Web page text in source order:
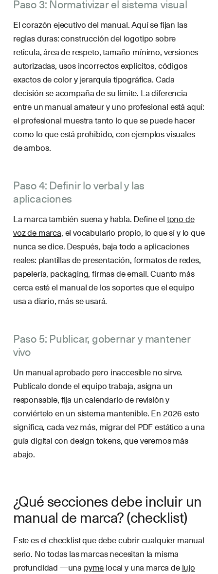
Paso 3: Normativizar el sistema visual
El corazón ejecutivo del manual. Aquí se fijan las
reglas duras: construcción del logotipo sobre
retícula, área de respeto, tamaño mínimo, versiones
autorizadas, usos incorrectos explícitos, códigos
exactos de color y jerarquía tipográfica. Cada
decisión se acompaña de su límite. La diferencia
entre un manual amateur y uno profesional está aquí:
el profesional muestra tanto lo que se puede hacer
como lo que está prohibido, con ejemplos visuales
de ambos.
Paso 4: Definir lo verbal y las
aplicaciones
La marca también suena y habla. Define eltono de
voz de marca, el vocabulario propio, lo que sí y lo que
nunca se dice. Después, baja todo a aplicaciones
reales: plantillas de presentación, formatos de redes,
papelería, packaging, firmas de email. Cuanto más
cerca esté el manual de los soportes que el equipo
usa a diario, más se usará.
Paso 5: Publicar, gobernar y mantener
vivo
Un manual aprobado pero inaccesible no sirve.
Publícalo donde el equipo trabaja, asigna un
responsable, fija un calendario de revisión y
conviértelo en un sistema mantenible. En 2026 esto
significa, cada vez más, migrar del PDF estático a una
guía digital con design tokens, que veremos más
abajo.
¿Qué secciones debe incluir un
manual de marca? (checklist)
Este es el checklist que debe cubrir cualquier manual
serio. No todas las marcas necesitan la misma
profundidad —una pymelocal y una marca delujo